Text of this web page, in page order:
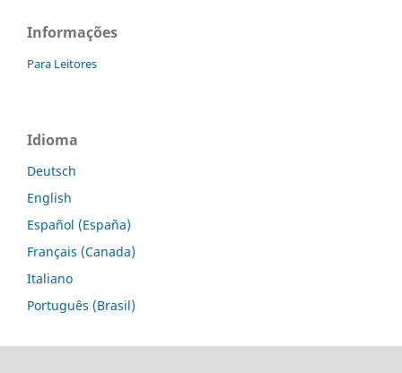
Informações
Para Leitores
Idioma
Deutsch
English
Español (España)
Français (Canada)
Italiano
Português (Brasil)